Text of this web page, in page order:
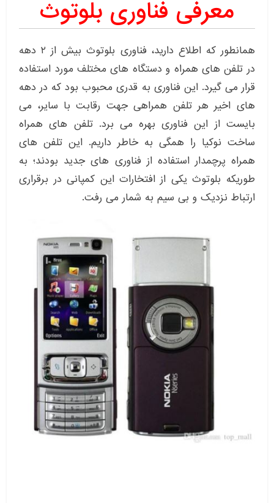
معرفی فناوری بلوتوث
همانطور که اطلاع دارید، فناوری بلوتوث بیش از ۲ دهه
در تلفن های همراه و دستگاه های مختلف مورد استفاده
قرار می گیرد. این فناوری به قدری محبوب بود که در دهه
های اخیر هر تلفن همراهی جهت رقابت با سایر، می
بایست از این فناوری بهره می برد. تلفن های همراه
ساخت نوکیا را همگی به خاطر داریم. این تلفن های
همراه پرچمدار استفاده از فناوری های جدید بودند؛ به
طوریکه بلوتوث یکی از افتخارات این کمپانی در برقراری
ارتباط نزدیک و بی سیم به شمار می رفت.